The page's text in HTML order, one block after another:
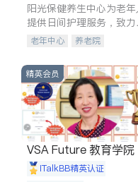
阳光保健养生中心为老年
提供日间护理服务，致力
通过持续的护理创新来有效
老年中心 养老院
精英会员
VSA Future 教育学院
iTalkBB精英认证